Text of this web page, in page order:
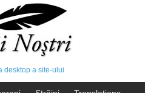
desktop a site-ului